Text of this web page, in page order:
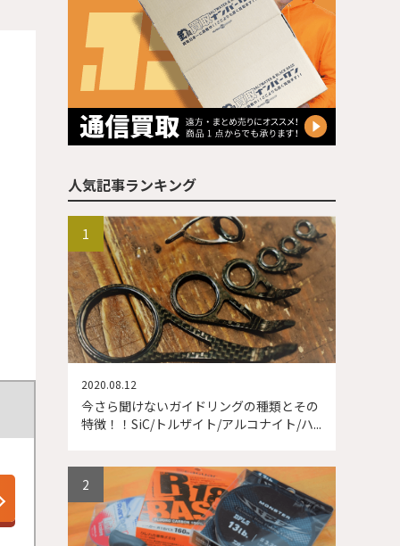
人気記事ランキング
今さら聞けないガイドリングの種類とその
特徴！！SiC/トルザイト/アルコナイト/ハ...
2020.08.12